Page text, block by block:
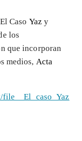
Caso Yaz y
los
que incorporan
medios, Acta